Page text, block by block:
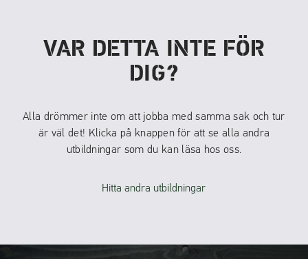
VAR DETTA INTE FÖR
DIG?
Alla drömmer inte om att jobba med samma sak och tur
är väl det! Klicka på knappen för att se alla andra
utbildningar som du kan läsa hos oss.
Hitta andra utbildningar